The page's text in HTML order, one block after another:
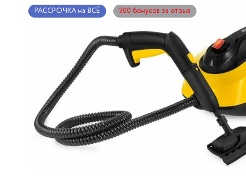
РАССРОЧКА на ВСЁ 300 бонусов за отзыв